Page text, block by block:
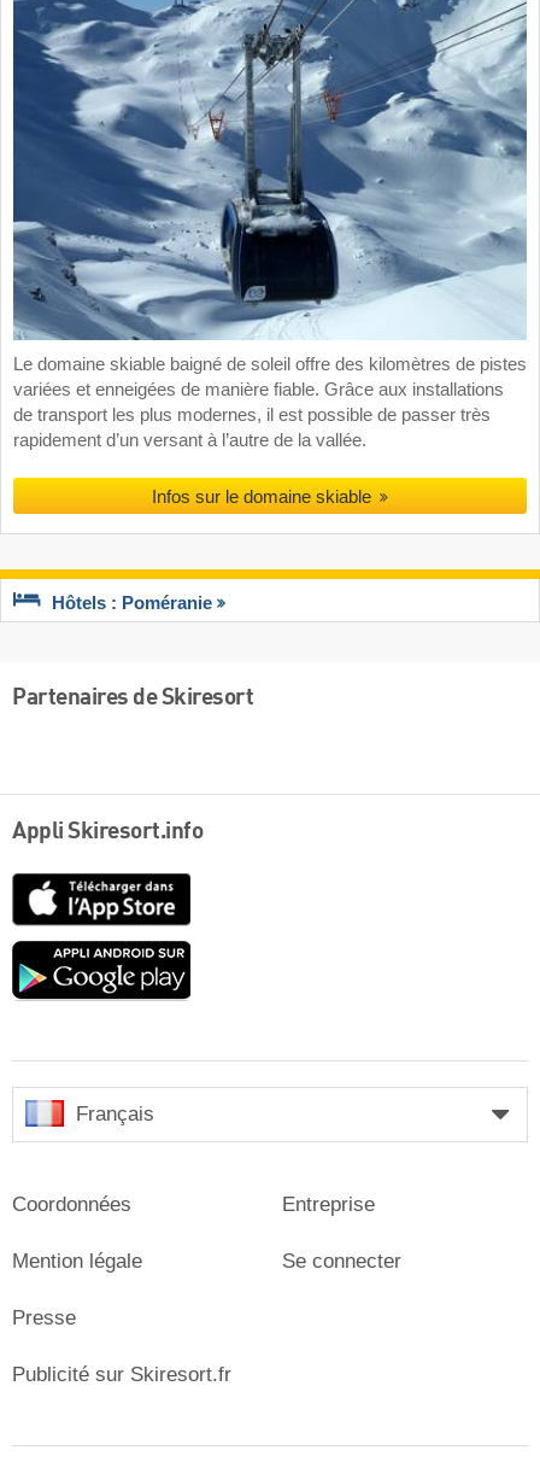
Le domaine skiable baigné de soleil offre des kilomètres de pistes
variées et enneigées de manière fiable. Grâce aux installations
de transport les plus modernes, il est possible de passer très
rapidement d’un versant à l’autre de la vallée.
Infos sur le domaine skiable
Hôtels : Poméranie
Partenaires de Skiresort
Appli Skiresort.info
Google
Français
Coordonnées
Mention légale
Presse
Entreprise
Se connecter
Publicité sur Skiresort.fr